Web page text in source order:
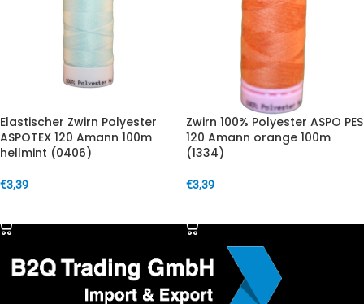
Elastischer Zwirn Polyester
ASPOTEX 120 Amann 100m
hellmint (0406)
€3,39
Zwirn 100% Polyester ASPO PES
120 Amann orange 100m
(1334)
€3,39